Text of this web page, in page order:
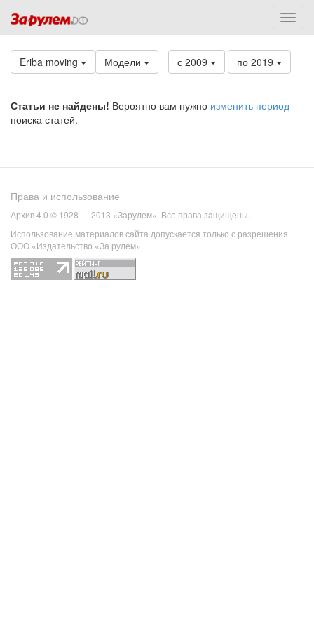
Eriba moving Модели с 2009 по 2019
Статьи не найдены! Вероятно вам нужно изменить период
поиска статей.
Права и использование
Архив 4.0 © 1928 — 2013 «Зарулем». Все права защищены.
Использование материалов сайта допускается только с разрешения
ООО «Издательство «За рулем».